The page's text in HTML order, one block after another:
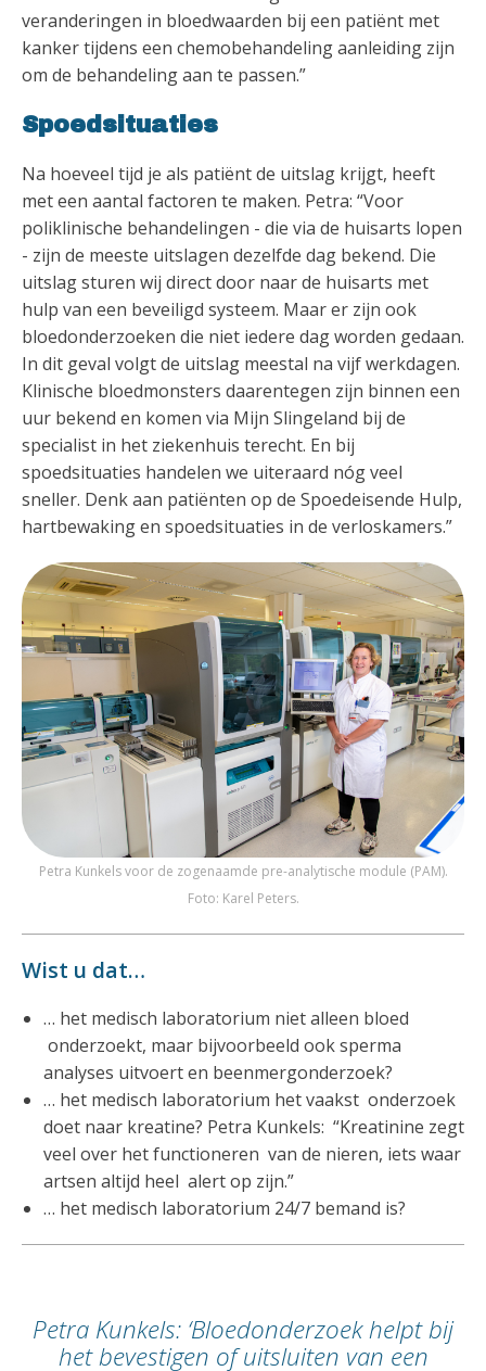
veranderingen in bloedwaarden bij een patiënt met
kanker tijdens een chemobehandeling aanleiding zijn
om de behandeling aan te passen.”
Spoedsituaties
Na hoeveel tijd je als patiënt de uitslag krijgt, heeft
met een aantal factoren te maken. Petra: “Voor
poliklinische behandelingen - die via de huisarts lopen
- zijn de meeste uitslagen dezelfde dag bekend. Die
uitslag sturen wij direct door naar de huisarts met
hulp van een beveiligd systeem. Maar er zijn ook
bloedonderzoeken die niet iedere dag worden gedaan.
In dit geval volgt de uitslag meestal na vijf werkdagen.
Klinische bloedmonsters daarentegen zijn binnen een
uur bekend en komen via Mijn Slingeland bij de
specialist in het ziekenhuis terecht. En bij
spoedsituaties handelen we uiteraard nóg veel
sneller. Denk aan patiënten op de Spoedeisende Hulp,
hartbewaking en spoedsituaties in de verloskamers.”
Petra Kunkels voor de zogenaamde pre-analytische module (PAM).
Foto: Karel Peters.
Wist u dat…
… het medisch laboratorium niet alleen bloed
onderzoekt, maar bijvoorbeeld ook sperma
analyses uitvoert en beenmergonderzoek?
… het medisch laboratorium het vaakst onderzoek
doet naar kreatine? Petra Kunkels: “Kreatinine zegt
veel over het functioneren van de nieren, iets waar
artsen altijd heel alert op zijn.”
… het medisch laboratorium 24/7 bemand is?
Petra Kunkels: ‘Bloedonderzoek helpt bij
het bevestigen of uitsluiten van een